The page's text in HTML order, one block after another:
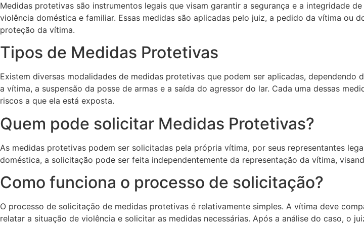
Medidas protetivas são instrumentos legais que visam garantir a segurança e a integridade
violência doméstica e familiar. Essas medidas são aplicadas pelo juiz, a pedido da vítima ou
proteção da vítima.
Tipos de Medidas Protetivas
Existem diversas modalidades de medidas protetivas que podem ser aplicadas,
a vítima, a suspensão da posse de armas e a saída do agressor do lar. Cada uma dessas
riscos a que ela está exposta.
Quem pode solicitar Medidas Protetivas?
As medidas protetivas podem ser solicitadas pela própria vítima, por seus representantes
doméstica, a solicitação pode ser feita independentemente da representação da vítima,
Como funciona o processo de solicitação?
O processo de solicitação de medidas protetivas é relativamente simples. A vítima deve
relatar a situação de violência e solicitar as medidas necessárias. Após a análise do caso, o